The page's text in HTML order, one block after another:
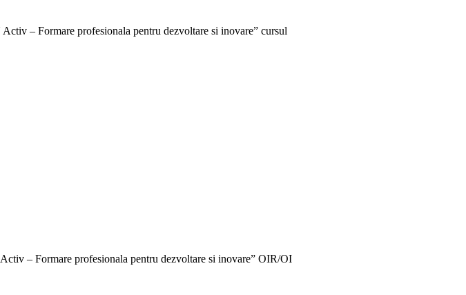
– Formare profesionala pentru dezvoltare si inovare” cursul
Formare profesionala pentru dezvoltare si inovare” OIR/OI